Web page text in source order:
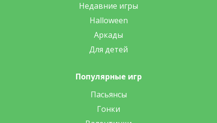
Недавние игры
Halloween
Аркады
Для детей
Популярные игр
Пасьянсы
Гонки